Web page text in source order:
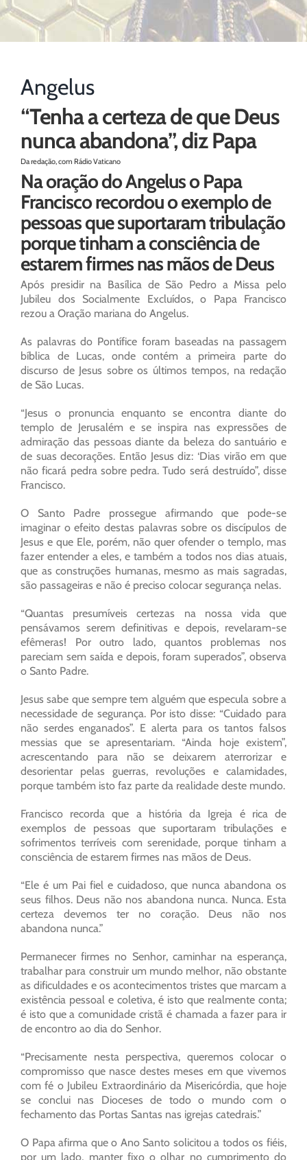
Angelus
“Tenha a certeza de que Deus
nunca abandona”, diz Papa
Da redação, com Rádio Vaticano
Na oração do Angelus o Papa
Francisco recordou o exemplo de
pessoas que suportaram tribulação
porque tinham a consciência de
estarem firmes nas mãos de Deus
Após presidir na Basílica de São Pedro a Missa pelo
Jubileu dos Socialmente Excluídos, o Papa Francisco
rezou a Oração mariana do Angelus.
As palavras do Pontífice foram baseadas na passagem
bíblica de Lucas, onde contém a primeira parte do
discurso de Jesus sobre os últimos tempos, na redação
de São Lucas.
“Jesus o pronuncia enquanto se encontra diante do
templo de Jerusalém e se inspira nas expressões de
admiração das pessoas diante da beleza do santuário e
de suas decorações. Então Jesus diz: ‘Dias virão em que
não ficará pedra sobre pedra. Tudo será destruído”, disse
Francisco.
O Santo Padre prossegue afirmando que pode-se
imaginar o efeito destas palavras sobre os discípulos de
Jesus e que Ele, porém, não quer ofender o templo, mas
fazer entender a eles, e também a todos nos dias atuais,
que as construções humanas, mesmo as mais sagradas,
são passageiras e não é preciso colocar segurança nelas.
“Quantas presumíveis certezas na nossa vida que
pensávamos serem definitivas e depois, revelaram-se
efêmeras! Por outro lado, quantos problemas nos
pareciam sem saída e depois, foram superados”, observa
o Santo Padre.
Jesus sabe que sempre tem alguém que especula sobre a
necessidade de segurança. Por isto disse: “Cuidado para
não serdes enganados”. E alerta para os tantos falsos
messias que se apresentariam. “Ainda hoje existem”,
acrescentando para não se deixarem aterrorizar e
desorientar pelas guerras, revoluções e calamidades,
porque também isto faz parte da realidade deste mundo.
Francisco recorda que a história da Igreja é rica de
exemplos de pessoas que suportaram tribulações e
sofrimentos terríveis com serenidade, porque tinham a
consciência de estarem firmes nas mãos de Deus.
“Ele é um Pai fiel e cuidadoso, que nunca abandona os
seus filhos. Deus não nos abandona nunca. Nunca. Esta
certeza devemos ter no coração. Deus não nos
abandona nunca.”
Permanecer firmes no Senhor, caminhar na esperança,
trabalhar para construir um mundo melhor, não obstante
as dificuldades e os acontecimentos tristes que marcam a
existência pessoal e coletiva, é isto que realmente conta;
é isto que a comunidade cristã é chamada a fazer para ir
de encontro ao dia do Senhor.
“Precisamente nesta perspectiva, queremos colocar o
compromisso que nasce destes meses em que vivemos
com fé o Jubileu Extraordinário da Misericórdia, que hoje
se conclui nas Dioceses de todo o mundo com o
fechamento das Portas Santas nas igrejas catedrais.”
O Papa afirma que o Ano Santo solicitou a todos os fiéis,
por um lado, manter fixo o olhar no cumprimento do